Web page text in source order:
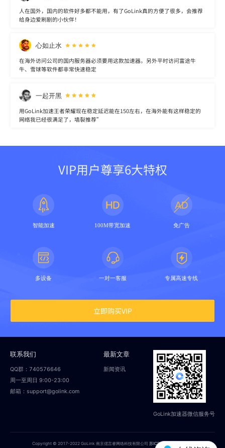
人在国外，国内的软件好多都不能用，有了GoLink真的方便了很多，会推荐
给身边爱刷剧的小伙伴！
心如止水
在海外访问公司的国内服务器必须要用这款加速器。另外平时访问富途牛
牛、雪球等软件都非常快速稳定
一起开黑
用GoLink加速王者荣耀现在稳定延迟能在150左右，在海外能有这样稳定的
网络我已经很满足了，墙裂推荐”
VIP用户尊享6大特权
智能加速 100M带宽加速 免广告
多设备 一对一客服 专属高速专线
立即购买VIP
联系我们
QQ群：740576646
周一至周日 9:00-23:00
邮箱：support@golink.com
最新文章
新闻资讯
GoLink加速器微信服务号
Copyright © 2017-2022 GoLink 南京偲言睿网络科技有限公司苏ICP备18014251号-2